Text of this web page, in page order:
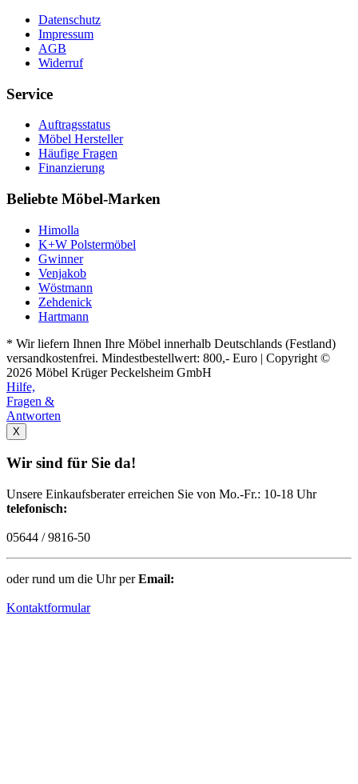
Datenschutz
Impressum
AGB
Widerruf
Service
Auftragsstatus
Möbel Hersteller
Häufige Fragen
Finanzierung
Beliebte Möbel-Marken
Himolla
K+W Polstermöbel
Gwinner
Venjakob
Wöstmann
Zehdenick
Hartmann
* Wir liefern Ihnen Ihre Möbel innerhalb Deutschlands (Festland)
versandkostenfrei. Mindestbestellwert: 800,- Euro | Copyright ©
2026 Möbel Krüger Peckelsheim GmbH
Hilfe,
Fragen &
Antworten
X
Wir sind für Sie da!
Unsere Einkaufsberater erreichen Sie von Mo.-Fr.: 10-18 Uhr
telefonisch:
05644 / 9816-50
oder rund um die Uhr perEmail:
Kontaktformular